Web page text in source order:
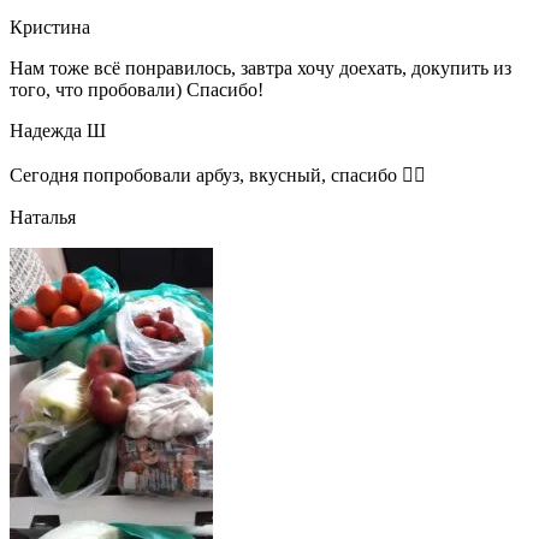
Кристина
Нам тоже всё понравилось, завтра хочу доехать, докупить из
того, что пробовали) Спасибо!
Надежда Ш
Сегодня попробовали арбуз, вкусный, спасибо 👍🏻
Наталья